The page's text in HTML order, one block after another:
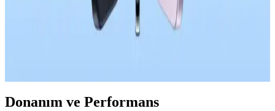
Apple'ın Çin Akıllı Telefon Pazarındaki Başarısı ve
Rekabet Dinamikleri Üzerine Analiz
Donanım ve Performans